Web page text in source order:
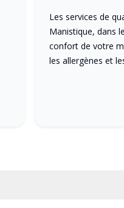
Les services de
Manistique, dans
confort de votre
les allergènes et